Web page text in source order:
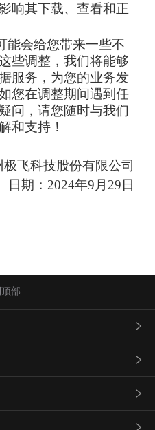
响其下载、查看和正
能会给您带来一些不
些调整，我们将能够
服务，为您的业务发
您在调整期间遇到任
问，请您随时与我们
和支持！
极飞科技股份有限公司
日期： 2024年9 月 29 日
部